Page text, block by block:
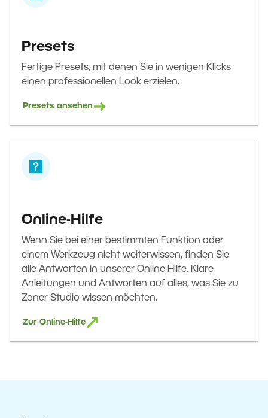
Presets
Fertige Presets, mit denen Sie in wenigen Klicks
einen professionellen Look erzielen.
Presets ansehen
Online-Hilfe
Wenn Sie bei einer bestimmten Funktion oder
einem Werkzeug nicht weiterwissen, finden Sie
alle Antworten in unserer Online-Hilfe. Klare
Anleitungen und Antworten auf alles, was Sie zu
Zoner Studio wissen möchten.
Zur Online-Hilfe